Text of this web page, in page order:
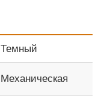
Темный
Механическая